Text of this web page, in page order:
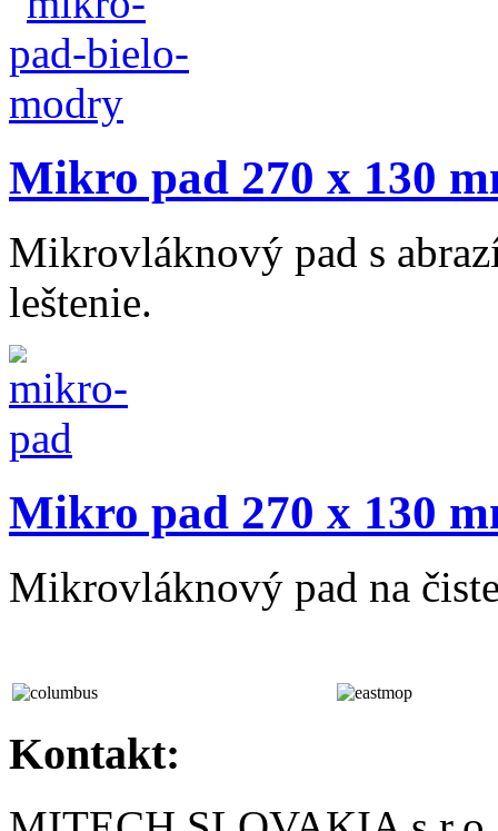
Mikro pad 270 x 130
Mikrovláknový pad s
leštenie.
Mikro pad 270 x 130
Mikrovláknový pad na
Kontakt: